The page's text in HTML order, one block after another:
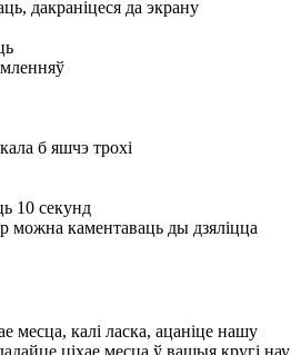
дакраніцеся да экрану
б яшчэ трохі
10 секунд
можна каментаваць ды дзяліцца
месца, калі ласка, ацаніце нашу
ціхае месца ў вашыя кругі нау